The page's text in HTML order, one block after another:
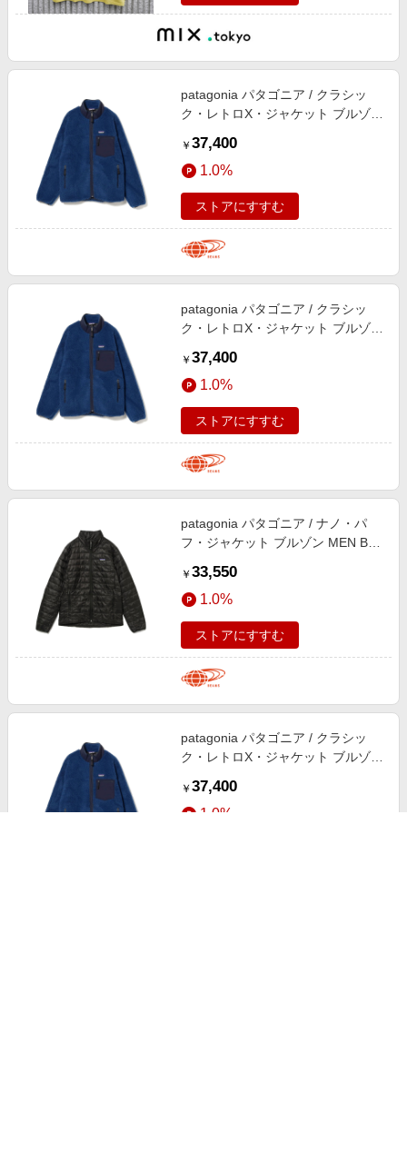
patagonia パタゴニア / クラシッ
ク・レトロX・ジャケット ブルゾン
￥ 37,400
1.0%
ストアにすすむ
patagonia パタゴニア / クラシッ
ク・レトロX・ジャケット ブルゾン
￥ 37,400
1.0%
ストアにすすむ
patagonia パタゴニア / ナノ・パ
フ・ジャケット ブルゾン MEN BLK
￥ 33,550
1.0%
ストアにすすむ
patagonia パタゴニア / クラシッ
ク・レトロX・ジャケット ブルゾン
￥ 37,400
1.0%